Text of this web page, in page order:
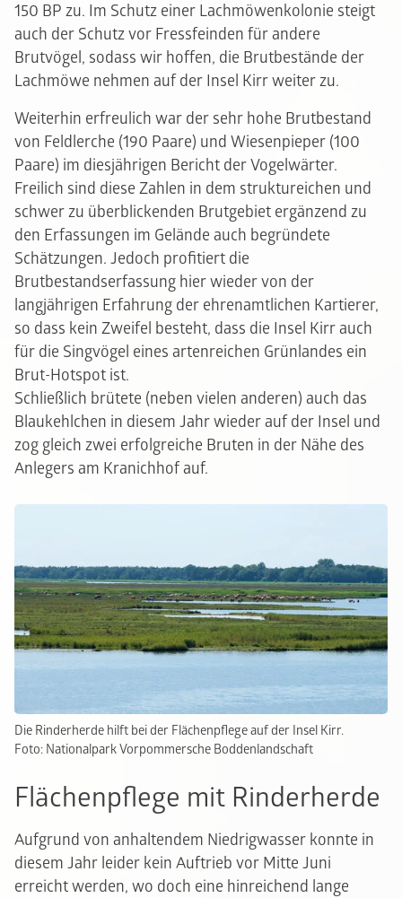
150 BP zu. Im Schutz einer Lachmöwenkolonie steigt
auch der Schutz vor Fressfeinden für andere
Brutvögel, sodass wir hoffen, die Brutbestände der
Lachmöwe nehmen auf der Insel Kirr weiter zu.
Weiterhin erfreulich war der sehr hohe Brutbestand
von Feldlerche (190 Paare) und Wiesenpieper (100
Paare) im diesjährigen Bericht der Vogelwärter.
Freilich sind diese Zahlen in dem struktureichen und
schwer zu überblickenden Brutgebiet ergänzend zu
den Erfassungen im Gelände auch begründete
Schätzungen. Jedoch profitiert die
Brutbestandserfassung hier wieder von der
langjährigen Erfahrung der ehrenamtlichen Kartierer,
so dass kein Zweifel besteht, dass die Insel Kirr auch
für die Singvögel eines artenreichen Grünlandes ein
Brut-Hotspot ist.
Schließlich brütete (neben vielen anderen) auch das
Blaukehlchen in diesem Jahr wieder auf der Insel und
zog gleich zwei erfolgreiche Bruten in der Nähe des
Anlegers am Kranichhof auf.
Die Rinderherde hilft bei der Flächenpflege auf der Insel Kirr.
Foto: Nationalpark Vorpommersche Boddenlandschaft
Flächenpflege mit Rinderherde
Aufgrund von anhaltendem Niedrigwasser konnte in
diesem Jahr leider kein Auftrieb vor Mitte Juni
erreicht werden, wo doch eine hinreichend lange